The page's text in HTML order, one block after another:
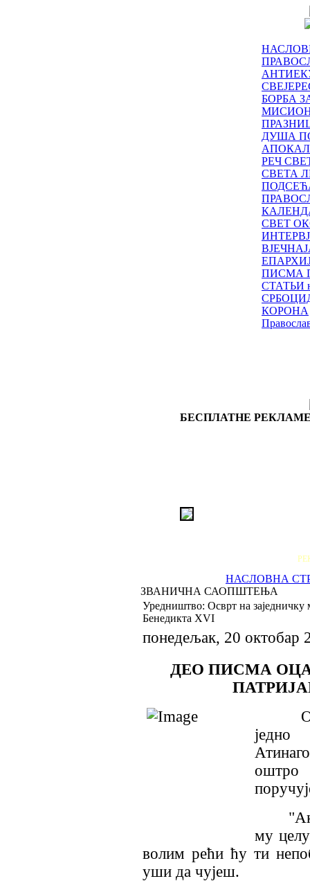
БОРБА
ДУША
РЕЧ
СВЕТА
СВЕТ
ПИСМА
СТАТЬИ
КОРОНА
БЕСПЛАТНЕ
НАСЛОВНА
ЗВАНИЧНА САОПШТЕЊА
Уредништво: Осврт на заједничку
Бенедикта XVI
понедељак, 20 октобар
ДЕО ПИСМА
Отац
једно
"Ако
му
волим рећи ћу ти
уши да чујеш.